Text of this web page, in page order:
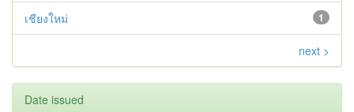
1
เชียงใหม่
next >
Date issued